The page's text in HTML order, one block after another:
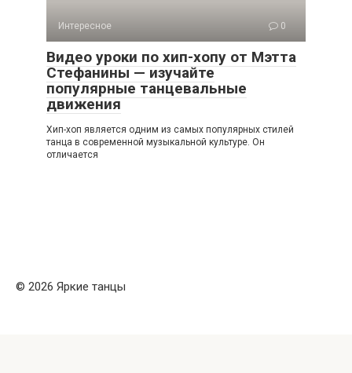
Интересное 0
Видео уроки по хип-хопу от Мэтта
Стефанины — изучайте
популярные танцевальные
движения
Хип-хоп является одним из самых популярных стилей
танца в современной музыкальной культуре. Он
отличается
© 2026 Яркие танцы